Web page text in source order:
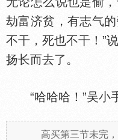
劫富济贫，有志气
不干，死也不干！”
扬长而去了。
“哈哈哈！”吴小
高买第三节未完